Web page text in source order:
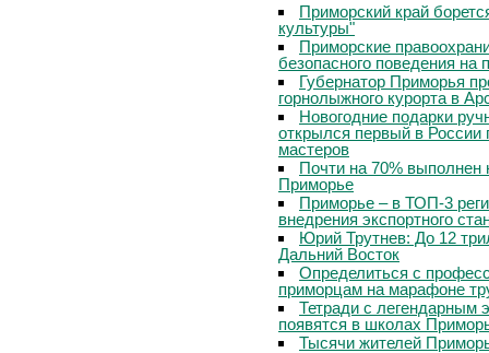
Приморский край
культуры"
Приморские
безопасного поведения
Губернатор Приморья
горнолыжного курорта в
Новогодние подарки
открылся первый в России
мастеров
Почти на 70%
Приморье
Приморье – в ТОП-3
внедрения экспортного
Юрий Трутнев: До 12
Дальний Восток
Определиться с
приморцам на марафоне
Тетради с легендарным
появятся в школах
Тысячи жителей